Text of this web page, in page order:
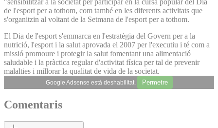
de l'esport per a tothom, com també en les diferents activitats que
s'organitzin al voltant de la Setmana de l'esport per a tothom.
El Dia de l'esport s'emmarca en l'estratègia del Govern per a la
nutrició, l'esport i la salut aprovada el 2007 per l'executiu i té com a
missió promoure i protegir la salut fomentant una alimentació
saludable i la pràctica regular d'activitat física per tal de prevenir
malalties i millorar la qualitat de vida de la societat.
Google Adsense està deshabilitat. Permetre
Comentaris